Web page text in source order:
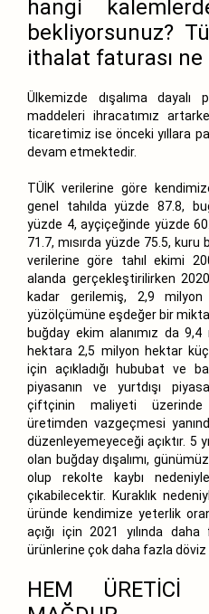
hangi
bekliyorsunuz?
ithalat faturası ne
Ülkemizde dışalıma dayalı
maddeleri ihracatımız
ticaretimiz ise önceki yıllara
devam etmektedir.
TÜİK verilerine göre
genel tahılda yüzde 87.8,
yüzde 4, ayçiçeğinde yüzde
71.7, mısırda yüzde 75.5, kuru
verilerine göre tahıl ekimi
alanda gerçekleştirilirken
kadar gerilemiş, 2,9 milyon
yüzölçümüne eşdeğer bir
buğday ekim alanımız da
hektara 2,5 milyon hektar
için açıkladığı hububat ve
piyasanın ve yurtdışı
çiftçinin maliyeti
üretimden vazgeçmesi
düzenleyemeyeceği açıktır. 5
olan buğday dışalımı,
olup rekolte kaybı
çıkabilecektir. Kuraklık
üründe kendimize yeterlik
açığı için 2021 yılında daha
ürünlerine çok daha fazla döviz
HEM ÜRETİCİ